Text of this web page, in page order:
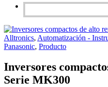
Alltronics, Automatización -
Panasonic, Producto
Inversores
Serie MK300